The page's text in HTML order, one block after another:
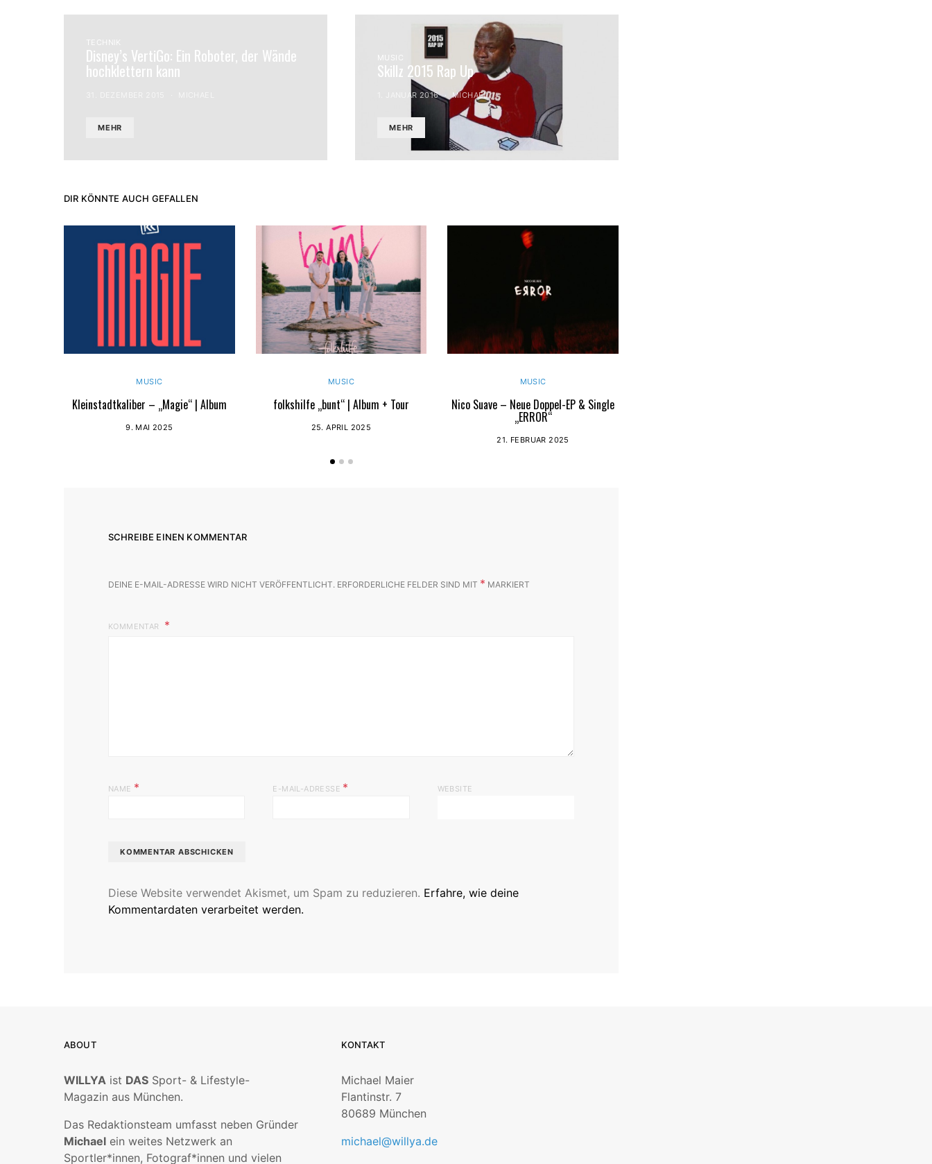
TECHNIK
Disney’s VertiGo: Ein Roboter, der Wände
hochklettern kann
MEHR
MUSIC
Skillz 2015 Rap Up
1. JANUAR 2016 MICHAEL
MEHR
DIR KÖNNTE AUCH GEFALLEN
MUSIC
Kleinstadtkaliber – „Magie“ | Album
9. MAI 2025
MUSIC
folkshilfe „bunt“ | Album + Tour
25. APRIL 2025
MUSIC
Nico Suave – Neue Doppel-EP & Single
„ERROR“
21. FEBRUAR 2025
SCHREIBE EINEN KOMMENTAR
DEINE E-MAIL-ADRESSE WIRD NICHT VERÖFFENTLICHT. ERFORDERLICHE FELDER SIND MIT * MARKIERT
KOMMENTAR
NAME * E-MAIL-ADRESSE * WEBSITE
Diese Website verwendet Akismet, um Spam zu reduzieren. Erfahre, wie deine
Kommentardaten verarbeitet werden.
ABOUT
WILLYA ist DAS Sport- & Lifestyle-
Magazin aus München.
Das Redaktionsteam umfasst neben Gründer
Michael ein weites Netzwerk an
Sportler*innen, Fotograf*innen und vielen
KONTAKT
Michael Maier
Flantinstr. 7
80689 München
michael@willya.de